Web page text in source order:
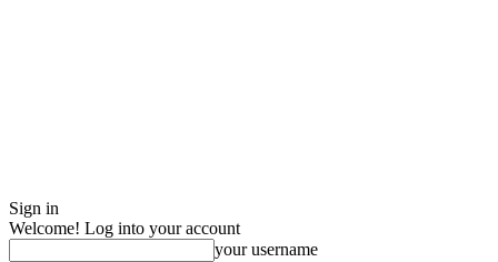
Sign in
Welcome! Log into your account
your username